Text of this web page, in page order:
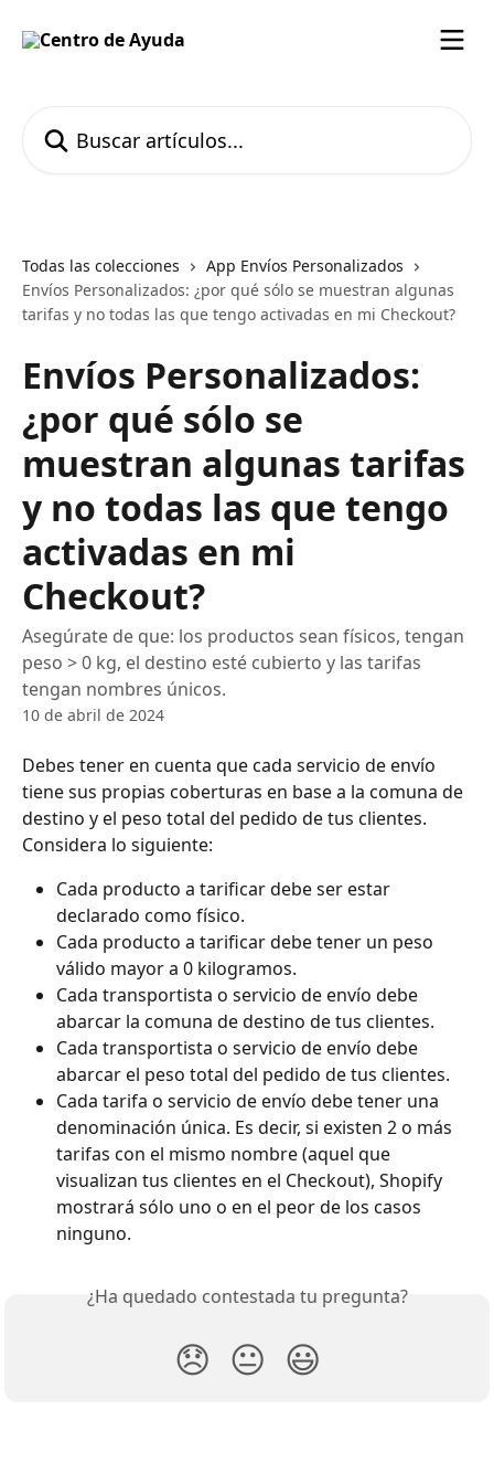
Todas las colecciones
App Envíos Personalizados
Envíos Personalizados: ¿por qué sólo se muestran algunas
tarifas y no todas las que tengo activadas en mi Checkout?
Envíos Personalizados:
¿por qué sólo se
muestran algunas tarifas
y no todas las que tengo
activadas en mi
Checkout?
Asegúrate de que: los productos sean físicos, tengan
peso > 0 kg, el destino esté cubierto y las tarifas
tengan nombres únicos.
10 de abril de 2024
Debes tener en cuenta que cada servicio de envío
tiene sus propias coberturas en base a la comuna de
destino y el peso total del pedido de tus clientes.
Considera lo siguiente:
Cada producto a tarificar debe ser estar
declarado como físico.
Cada producto a tarificar debe tener un peso
válido mayor a 0 kilogramos.
Cada transportista o servicio de envío debe
abarcar la comuna de destino de tus clientes.
Cada transportista o servicio de envío debe
abarcar el peso total del pedido de tus clientes.
Cada tarifa o servicio de envío debe tener una
denominación única. Es decir, si existen 2 o más
tarifas con el mismo nombre (aquel que
visualizan tus clientes en el Checkout), Shopify
mostrará sólo uno o en el peor de los casos
ninguno.
¿Ha quedado contestada tu pregunta?
😞 😐 😃